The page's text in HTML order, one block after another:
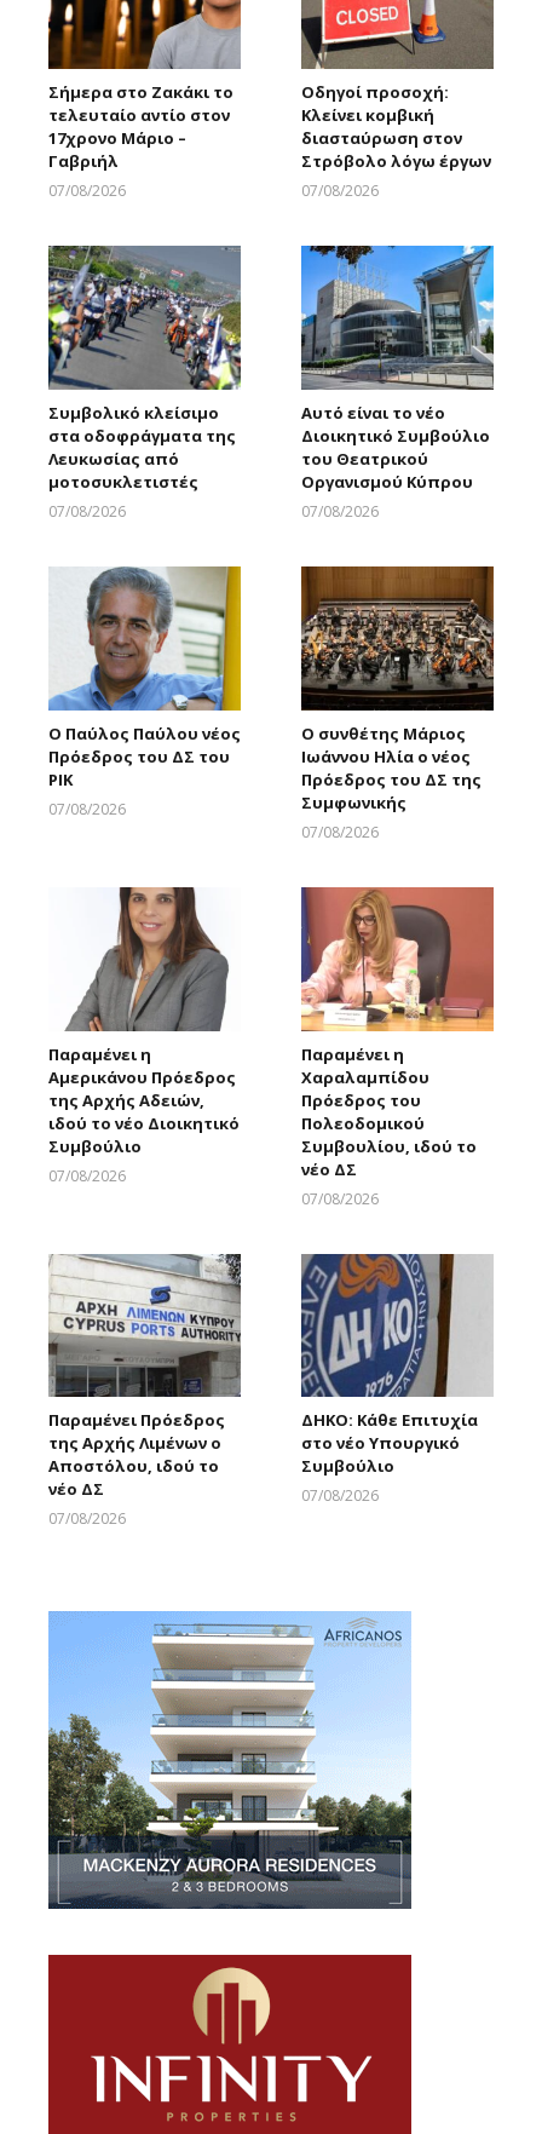
Σήμερα στο Ζακάκι το
τελευταίο αντίο στον
17χρονο Μάριο –
Γαβριήλ
07/08/2026
Οδηγοί προσοχή:
Κλείνει κομβική
διασταύρωση στον
Στρόβολο λόγω έργων
07/08/2026
Συμβολικό κλείσιμο
στα οδοφράγματα της
Λευκωσίας από
μοτοσυκλετιστές
07/08/2026
Αυτό είναι το νέο
Διοικητικό Συμβούλιο
του Θεατρικού
Οργανισμού Κύπρου
07/08/2026
Ο Παύλος Παύλου νέος
Πρόεδρος του ΔΣ του
ΡΙΚ
07/08/2026
Ο συνθέτης Μάριος
Ιωάννου Ηλία ο νέος
Πρόεδρος του ΔΣ της
Συμφωνικής
07/08/2026
Παραμένει η
Αμερικάνου Πρόεδρος
της Αρχής Αδειών,
ιδού το νέο Διοικητικό
Συμβούλιο
07/08/2026
Παραμένει η
Χαραλαμπίδου
Πρόεδρος του
Πολεοδομικού
Συμβουλίου, ιδού το
νέο ΔΣ
07/08/2026
Παραμένει Πρόεδρος
της Αρχής Λιμένων ο
Αποστόλου, ιδού το
νέο ΔΣ
07/08/2026
ΔΗΚΟ: Κάθε Επιτυχία
στο νέο Υπουργικό
Συμβούλιο
07/08/2026